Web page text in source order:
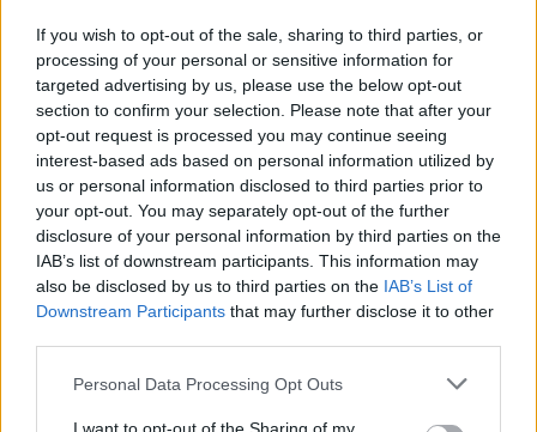
If you wish to opt-out of the sale, sharing to third parties, or
processing of your personal or sensitive information for
targeted advertising by us, please use the below opt-out
section to confirm your selection. Please note that after your
opt-out request is processed you may continue seeing
interest-based ads based on personal information utilized by
us or personal information disclosed to third parties prior to
your opt-out. You may separately opt-out of the further
disclosure of your personal information by third parties on the
IAB’s list of downstream participants. This information may
also be disclosed by us to third parties on the IAB’s List of
Downstream Participants that may further disclose it to other
Please note that this website/app uses one or more Google
Personal Data Processing Opt Outs
Ν. Παπανδρέου και Κατρίνης
παραβιάζουν την κεντρική γραμμή
Έμπειρα στελέχη, όμως, δεν «μάσησαν» από τις
προεδρικές προειδοποιήσεις και πάνε
γυρεύοντας. Ο ευρωβουλευτής Νίκος
Παπανδρέου δήλωσε ότι το ΠΑΣΟΚ πρέπει να
παραμείνει ανοιχτό στο ενδεχόμενο συνεργασιών
μετά την πρώτη Κυριακή («μετά την πρώτη
Κυριακή βλέπουμε»), ενώ πήρε αποστάσεις και
από τον ιερό πόλεμο του ΠΑΣΟΚ κατά των
εταιρειών δημοσκοπήσεων. Το εσωκομματικό